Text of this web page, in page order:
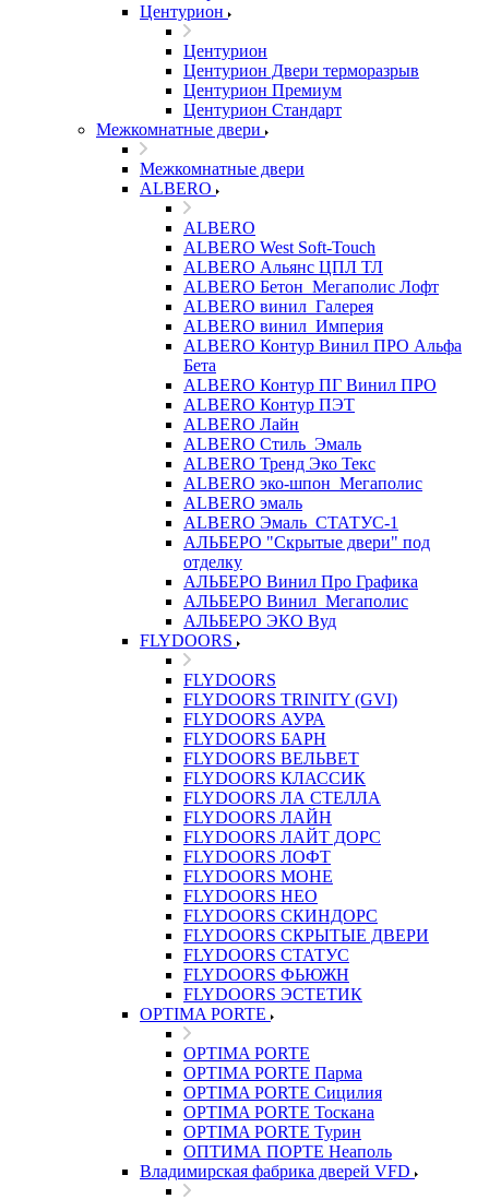
Центурион
Центурион
Центурион Двери терморазрыв
Центурион Премиум
Центурион Стандарт
Межкомнатные двери
Межкомнатные двери
ALBERO
ALBERO
ALBERO West Soft-Touch
ALBERO Альянс ЦПЛ ТЛ
ALBERO Бетон_Мегаполис Лофт
ALBERO винил_Галерея
ALBERO винил_Империя
ALBERO Контур Винил ПРО Альфа
Бета
ALBERO Контур ПГ Винил ПРО
ALBERO Контур ПЭТ
ALBERO Лайн
ALBERO Стиль_Эмаль
ALBERO Тренд Эко Текс
ALBERO эко-шпон_Мегаполис
ALBERO эмаль
ALBERO Эмаль_СТАТУС-1
АЛЬБЕРО "Скрытые двери" под
отделку
АЛЬБЕРО Винил Про Графика
АЛЬБЕРО Винил_Мегаполис
АЛЬБЕРО ЭКО Вуд
FLYDOORS
FLYDOORS
FLYDOORS TRINITY (GVI)
FLYDOORS АУРА
FLYDOORS БАРН
FLYDOORS ВЕЛЬВЕТ
FLYDOORS КЛАССИК
FLYDOORS ЛА СТЕЛЛА
FLYDOORS ЛАЙН
FLYDOORS ЛАЙТ ДОРС
FLYDOORS ЛОФТ
FLYDOORS МОНЕ
FLYDOORS НЕО
FLYDOORS СКИНДОРС
FLYDOORS СКРЫТЫЕ ДВЕРИ
FLYDOORS СТАТУС
FLYDOORS ФЬЮЖН
FLYDOORS ЭСТЕТИК
OPTIMA PORTE
OPTIMA PORTE
OPTIMA PORTE Парма
OPTIMA PORTE Сицилия
OPTIMA PORTE Тоскана
OPTIMA PORTE Турин
ОПТИМА ПОРТЕ Неаполь
Владимирская фабрика дверей VFD